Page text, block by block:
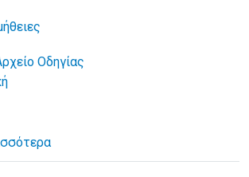
Οδηγίας
για το Οδηγία περί